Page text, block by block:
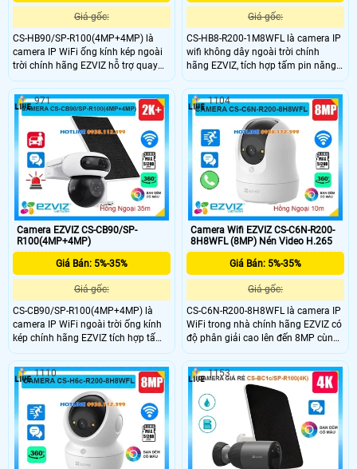
Giá gốc:
CS-HB90/SP-R100(4MP+4MP) là
camera IP WiFi ống kính kép ngoài
trời chính hãng EZVIZ hỗ trợ quay
quét với độ phân giải 4MP + 4MP
cho hình ảnh sắc nét. Camera được
trang bị hồng ngoại 35m Full Color,
khả năng phát hiện con người và
phương tiện thông minh. Tích hợp
micro, loa đàm thoại hai chiều và
khe cắm thẻ nhớ lên đến 512GB phù
hợp cho nhu cầu giám sát an ninh
hiệu quả.
Giá gốc:
CS-HB8-R200-1M8WFL là camera IP
wifi không dây ngoài trời chính
hãng EZVIZ, tích hợp tấm pin năng
lượng mặt trời tiện lợi. Camera có
độ phân giải cao lên đến 8MP, hỗ trợ
quay quét 360 độ, ghi hình ban đêm
full color với tầm nhìn hồng ngoại
15m, phát hiện con người và
phương tiện thông minh chính xác.
Camera còn tích hợp mic và loa
đàm thoại hai chiều cùng khe cắm
thẻ nhớ lên đến 512GB.
Camera EZVIZ CS-CB90/SP-
R100(4MP+4MP)
Giá Bán: 5%-35%
Giá gốc:
CS-CB90/SP-R100(4MP+4MP) là
camera IP WiFi ngoài trời ống kính
kép chính hãng EZVIZ tích hợp tấm
pin năng lượng mặt trời tiện lợi.
Camera sở hữu độ phân giải cao
(4MP+4MP) hỗ trợ quay quét, đàm
thoại hai chiều, phát hiện con người
và phương tiện, cùng tầm nhìn hồng
ngoại 35m full color. Camera còn hỗ
trợ khe thẻ nhớ lên đến 512GB và
báo động thông minh phù hợp cho
giám sát an ninh 24/7.
971
Camera Wifi EZVIZ CS-C6N-R200-
8H8WFL (8MP) Nén Video H.265
Giá Bán: 5%-35%
Giá gốc:
CS-C6N-R200-8H8WFL là camera IP
WiFi trong nhà chính hãng EZVIZ có
độ phân giải cao lên đến 8MP cùng
khả năng quay quét linh hoạt và nút
gọi điện tiện lợi. Camera hỗ trợ hồng
ngoại 10m, đèn trợ sáng, phát hiện
người và phân biệt hình dạng vật
nuôi chính xác. Camera tích hợp
micro, loa đàm thoại hai chiều và
khe cắm thẻ nhớ lên đến 512GB,
mang đến giải pháp an ninh toàn
diện cho gia đình.
1104
1110 1153